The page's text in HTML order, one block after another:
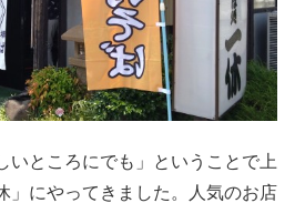
いところにでも」ということで上
」にやってきました。人気のお店